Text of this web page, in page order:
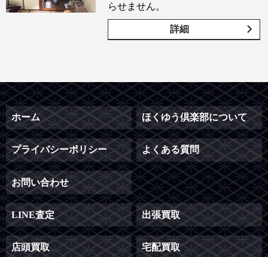
らせません。
詳細
ホーム ほくゆう倶楽部について
プライバシーポリシー よくある質問
お問い合わせ
LINE査定 出張買取
店頭買取 宅配買取